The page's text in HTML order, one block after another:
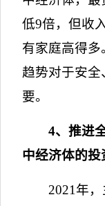
低9倍，但收
有家庭高得多
趋势对于安
要。
4、推进
中经济体的投
2021年